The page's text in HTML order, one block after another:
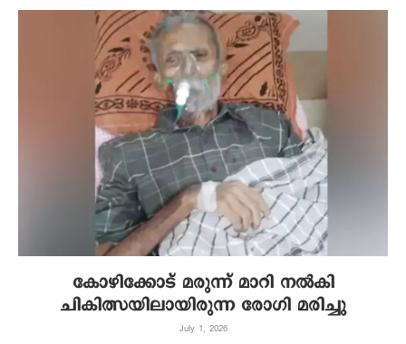
കോഴിക്കോട് മരുന്ന് മാറി നൽകി
ചികിത്സയിലായിരുന്ന രോഗി മരിച്ചു
July 1, 2026